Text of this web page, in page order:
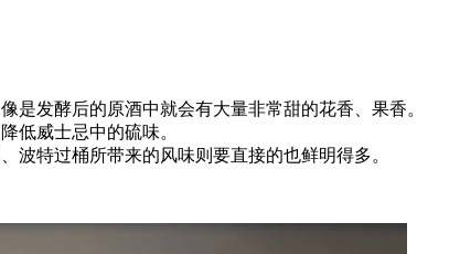
发酵后的原酒中就会有大量非常甜的花香、果香。
低威士忌中的硫味。
波特过桶所带来的风味则要直接的也鲜明得多。